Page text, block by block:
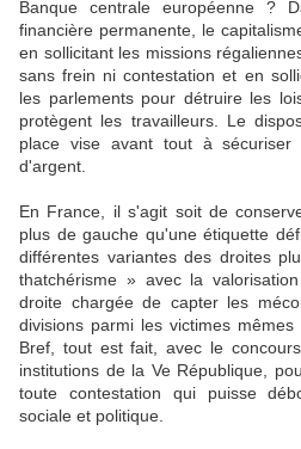
Banque centrale européenne ?
financière permanente, le
en sollicitant les missions
sans frein ni contestation et en
les parlements pour détruire les
protègent les travailleurs. Le
place vise avant tout à sécuriser
d'argent.
En France, il s'agit soit de
plus de gauche qu'une étiquette
différentes variantes des droites
thatchérisme » avec la
droite chargée de capter les
divisions parmi les victimes mêmes
Bref, tout est fait, avec le
institutions de la Ve République,
toute contestation qui puisse
sociale et politique.